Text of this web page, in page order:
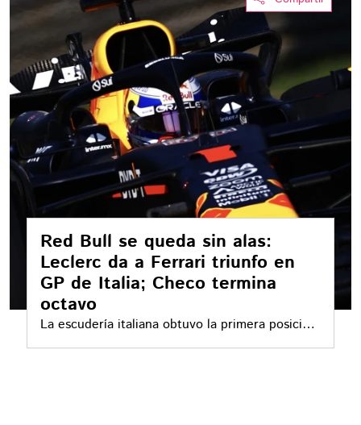
Red Bull se queda sin alas:
Leclerc da a Ferrari triunfo en
GP de Italia; Checo termina
octavo
La escudería italiana obtuvo la primera posición
en casa; Red Bull no da muestras de mejoría